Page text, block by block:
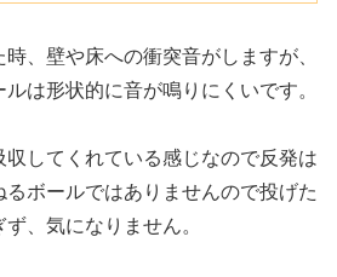
、壁や床への衝突音がしますが、
は形状的に音が鳴りにくいです。
してくれている感じなので反発は
ボールではありませんので投げた
、気になりません。